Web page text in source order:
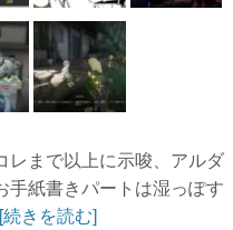
レまで以上に示唆、アルダ
手紙書きパートは湿っぽす
[続きを読む]